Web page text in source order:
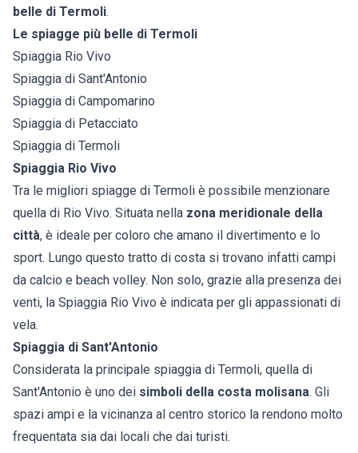
belle di Termoli.
Le spiagge più belle di Termoli
Spiaggia Rio Vivo
Spiaggia di Sant'Antonio
Spiaggia di Campomarino
Spiaggia di Petacciato
Spiaggia di Termoli
Spiaggia Rio Vivo
Tra le migliori spiagge di Termoli è possibile menzionare
quella di Rio Vivo. Situata nella zona meridionale della
città, è ideale per coloro che amano il divertimento e lo
sport. Lungo questo tratto di costa si trovano infatti campi
da calcio e beach volley. Non solo, grazie alla presenza dei
venti, la Spiaggia Rio Vivo è indicata per gli appassionati di
vela.
Spiaggia di Sant'Antonio
Considerata la principale spiaggia di Termoli, quella di
Sant'Antonio è uno dei simboli della costa molisana. Gli
spazi ampi e la vicinanza al centro storico la rendono molto
frequentata sia dai locali che dai turisti.